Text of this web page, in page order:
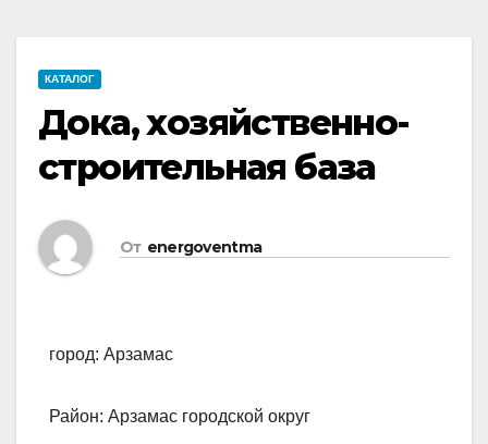
КАТАЛОГ
Дока, хозяйственно-
строительная база
От energoventma
город: Арзамас
Район: Арзамас городской округ